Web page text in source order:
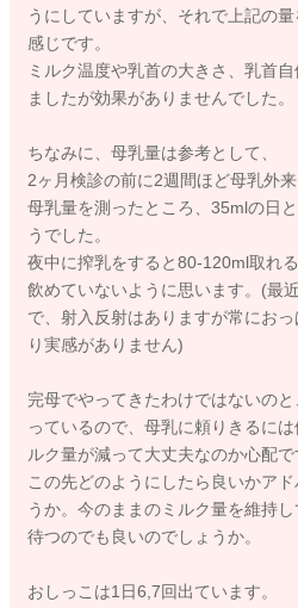
うにしていますが、それで上記の
感じです。
ミルク温度や乳首の大きさ、乳首
ましたが効果がありませんでした。
ちなみに、母乳量は参考として、
2ヶ月検診の前に2週間ほど母乳外
母乳量を測ったところ、35mlの日
うでした。
夜中に搾乳をすると80-120ml取れ
飲めていないように思います。(最
で、射入反射はありますが常にお
り実感がありません)
完母でやってきたわけではないの
っているので、母乳に頼りきるに
ルク量が減って大丈夫なのか心配で
この先どのようにしたら良いかア
うか。今のままのミルク量を維持
待つのでも良いのでしょうか。
おしっこは1日6,7回出ています。